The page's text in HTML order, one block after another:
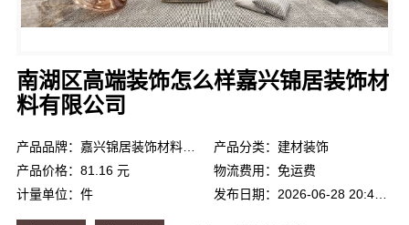
南湖区高端装饰怎么样嘉兴锦居装饰材
料有限公司
产品品牌：嘉兴锦居装饰材料有限公司
产品分类：建材装饰
产品价格：81.16 元
物流费用：免运费
计量单位：件